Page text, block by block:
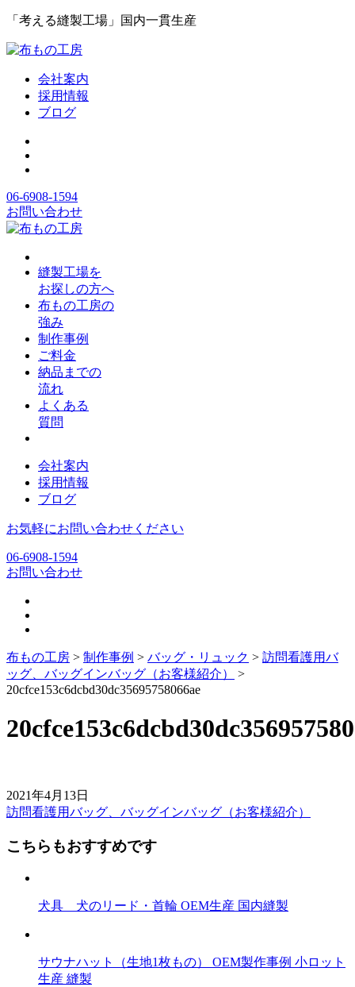
「考える縫製工場」国内一貫生産
会社案内
採用情報
ブログ
06-6908-1594
お問い合わせ
縫製工場を
お探しの方へ
布もの工房の
強み
制作事例
ご料金
納品までの
流れ
よくある
質問
会社案内
採用情報
ブログ
お気軽にお問い合わせください
06-6908-1594
お問い合わせ
布もの工房 > 制作事例 > バッグ・リュック > 訪問看護用バ
ッグ、バッグインバッグ（お客様紹介）
>
20cfce153c6dcbd30dc35695758066ae
2021年4月13日
前
後
訪問看護用バッグ、バッグインバッグ（お客様紹介）
こちらもおすすめです
犬具 犬のリード・首輪 OEM生産 国内縫製
サウナハット（生地1枚もの） OEM製作事例 小ロット
生産 縫製